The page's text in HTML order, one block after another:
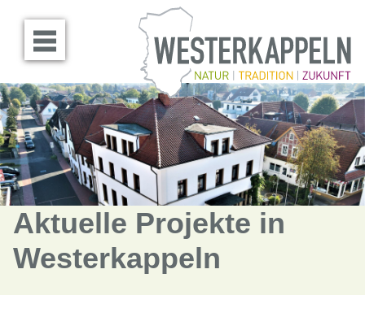
Menü öffnen
Aktuelle Projekte in
Westerkappeln